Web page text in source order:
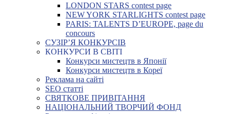
LONDON STARS contest page
NEW YORK STARLIGHTS contest page
PARIS: TALENTS D’EUROPE, page du
concours
СУЗІР’Я КОНКУРСІВ
КОНКУРСИ В СВІТІ
Конкурси мистецтв в Японії
Конкурси мистецтв в Кореї
Реклама на сайті
SEO статті
СВЯТКОВЕ ПРИВІТАННЯ
НАЦІОНАЛЬНИЙ ТВОРЧИЙ ФОНД